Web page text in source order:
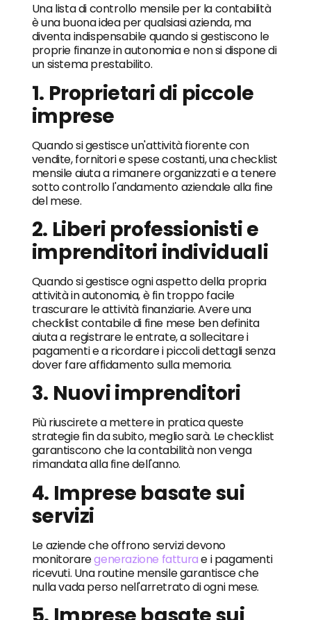
Una lista di controllo mensile per la contabilità
è una buona idea per qualsiasi azienda, ma
diventa indispensabile quando si gestiscono le
proprie finanze in autonomia e non si dispone di
un sistema prestabilito.
1. Proprietari di piccole
imprese
Quando si gestisce un'attività fiorente con
vendite, fornitori e spese costanti, una checklist
mensile aiuta a rimanere organizzati e a tenere
sotto controllo l'andamento aziendale alla fine
del mese.
2. Liberi professionisti e
imprenditori individuali
Quando si gestisce ogni aspetto della propria
attività in autonomia, è fin troppo facile
trascurare le attività finanziarie. Avere una
checklist contabile di fine mese ben definita
aiuta a registrare le entrate, a sollecitare i
pagamenti e a ricordare i piccoli dettagli senza
dover fare affidamento sulla memoria.
3. Nuovi imprenditori
Più riuscirete a mettere in pratica queste
strategie fin da subito, meglio sarà. Le checklist
garantiscono che la contabilità non venga
rimandata alla fine dell'anno.
4. Imprese basate sui
servizi
Le aziende che offrono servizi devono
monitoraregenerazione fatturae i pagamenti
ricevuti. Una routine mensile garantisce che
nulla vada perso nell'arretrato di ogni mese.